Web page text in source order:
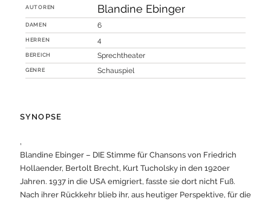
AUTOREN Blandine Ebinger
DAMEN 6
HERREN 4
BEREICH Sprechtheater
GENRE Schauspiel
SYNOPSE
‚
Blandine Ebinger – DIE Stimme für Chansons von Friedrich
Hollaender, Bertolt Brecht, Kurt Tucholsky in den 1920er
Jahren. 1937 in die USA emigriert, fasste sie dort nicht Fuß.
Nach ihrer Rückkehr blieb ihr, aus heutiger Perspektive, für die